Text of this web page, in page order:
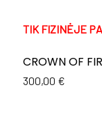
TIK FIZINĖJE
CROWN OF
300,00 €